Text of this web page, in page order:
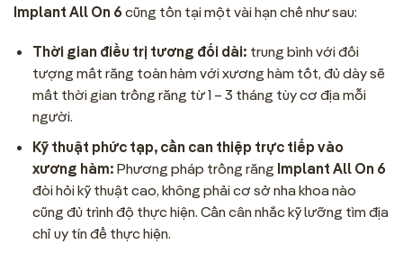
Implant All On 6 cũng tồn tại một vài hạn chế như sau:
Thời gian điều trị tương đối dài: trung bình với đối
tượng mất răng toàn hàm với xương hàm tốt, đủ dày sẽ
mất thời gian trồng răng từ 1 – 3 tháng tùy cơ địa mỗi
người.
Kỹ thuật phức tạp, cần can thiệp trực tiếp vào
xương hàm: Phương pháp trồng răng Implant All On 6
đòi hỏi kỹ thuật cao, không phải cơ sở nha khoa nào
cũng đủ trình độ thực hiện. Cần cân nhắc kỹ lưỡng tìm địa
chỉ uy tín để thực hiện.